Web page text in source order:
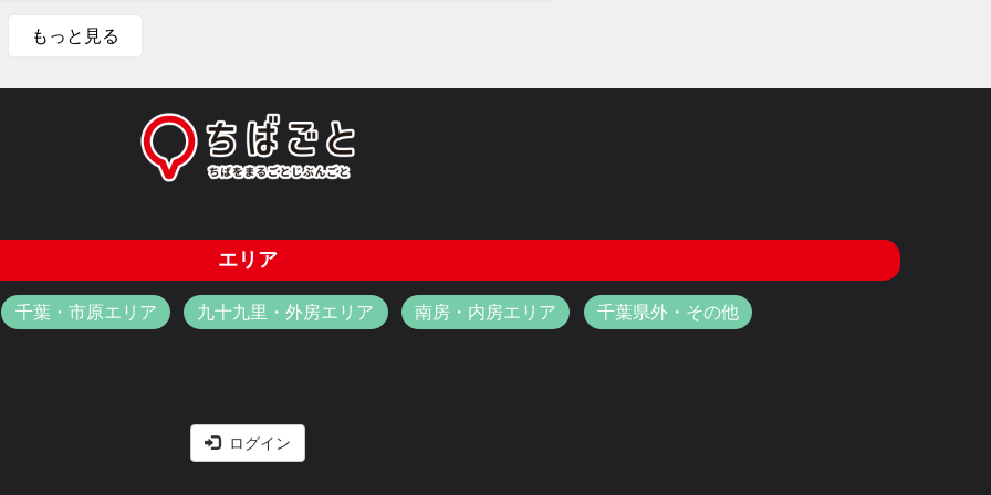
もっと見る
エリア
千葉・市原エリア 九十九里・外房エリア 南房・内房エリア 千葉県外・その他
ログイン